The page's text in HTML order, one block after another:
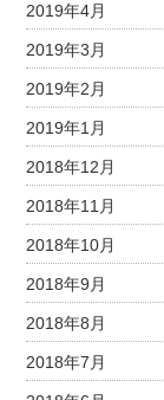
2019年4月
2019年3月
2019年2月
2019年1月
2018年12月
2018年11月
2018年10月
2018年9月
2018年8月
2018年7月